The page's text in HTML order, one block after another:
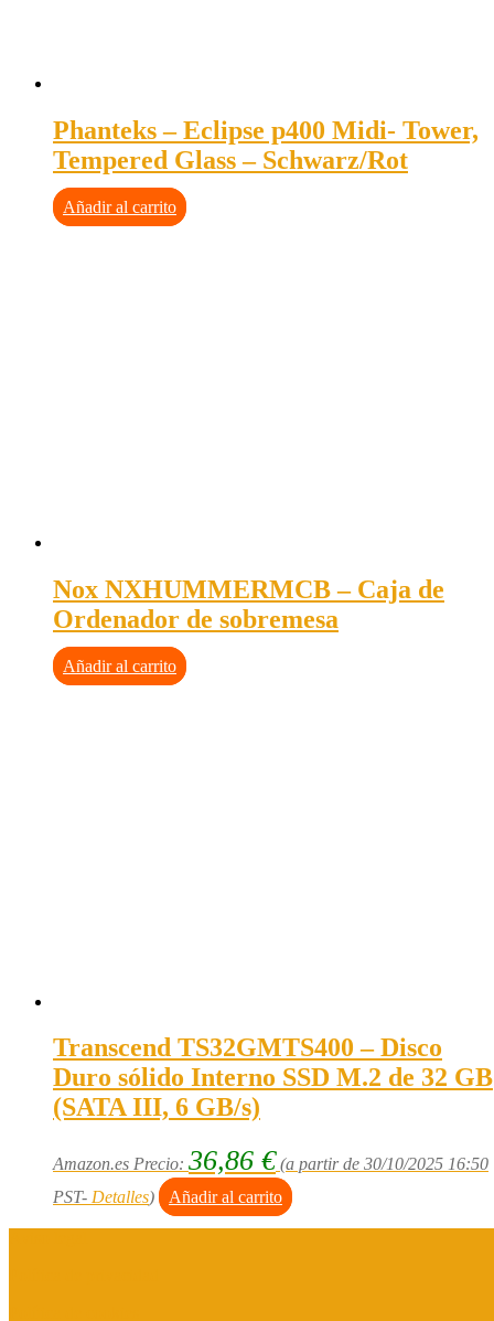
Phanteks – Eclipse p400 Midi- Tower,
Tempered Glass – Schwarz/Rot
Añadir al carrito
Nox NXHUMMERMCB – Caja de
Ordenador de sobremesa
Añadir al carrito
Transcend TS32GMTS400 – Disco
Duro sólido Interno SSD M.2 de 32 GB
(SATA III, 6 GB/s)
Amazon.es Precio: 36,86 € (a partir de 30/10/2025 16:50
PST- Detalles) Añadir al carrito